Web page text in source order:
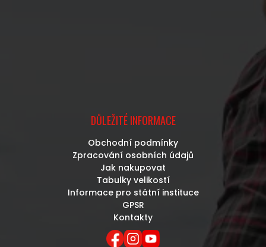
DŮLEŽITÉ INFORMACE
Obchodní podmínky
Zpracování osobních údajů
Jak nakupovat
Tabulky velikostí
Informace pro státní instituce
GPSR
Kontakty